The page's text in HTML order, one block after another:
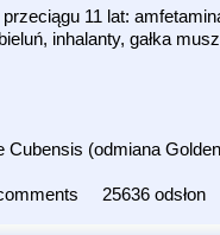
11 lat:
inhalanty, gałka
Cubensis (odmiana
25636 odsłon